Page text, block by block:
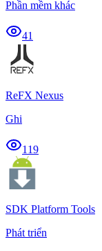
Phần mềm khác
41
ReFX Nexus
Ghi
119
SDK Platform Tools
Phát triển